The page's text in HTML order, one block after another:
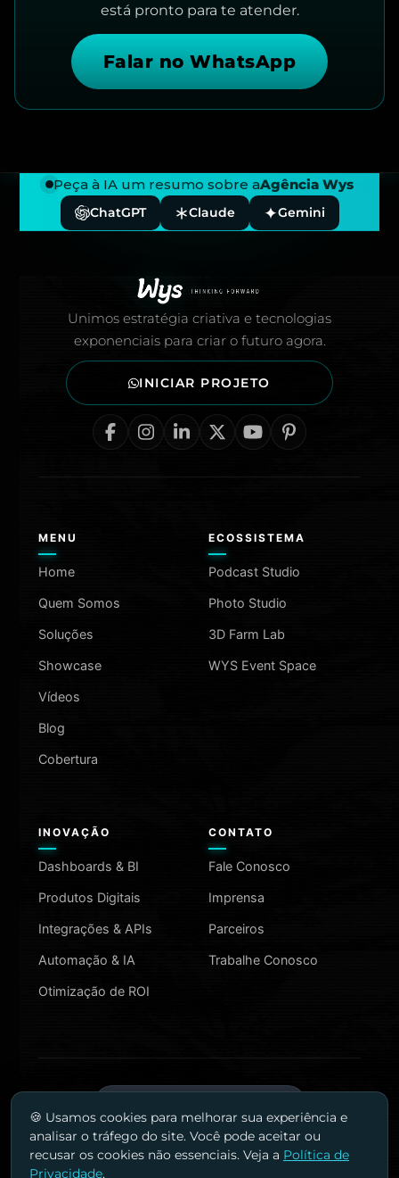
está pronto para te atender.
Falar no WhatsApp
Peça à IA um resumo sobre aAgência Wys
ChatGPT Claude Gemini
Unimos estratégia criativa e tecnologias
exponenciais para criar o futuro agora.
INICIAR PROJETO
MENU
Home
Quem Somos
Soluções
Showcase
Vídeos
Blog
Cobertura
ECOSSISTEMA
Podcast Studio
Photo Studio
3D Farm Lab
WYS Event Space
INOVAÇÃO
Dashboards & BI
Produtos Digitais
Integrações & APIs
Automação & IA
Otimização de ROI
CONTATO
Fale Conosco
Imprensa
Parceiros
Trabalhe Conosco
🍪 Usamos cookies para melhorar sua experiência e
analisar o tráfego do site. Você pode aceitar ou
recusar os cookies não essenciais. Veja a Política de
Privacidade.